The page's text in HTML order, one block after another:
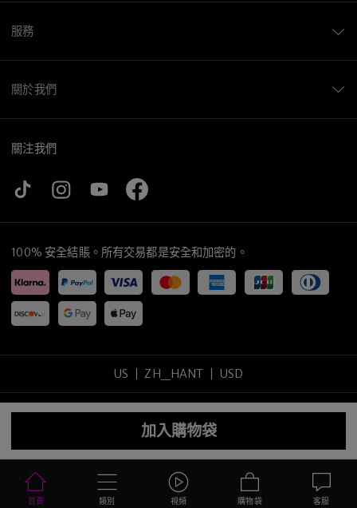
服務
關於我們
關注我們
100% 安全結賬。所有交易都是安全和加密的。
US ZH_HANT USD
Copyright©2026tijneyewear.版權所有.
隱私政策
加入購物袋